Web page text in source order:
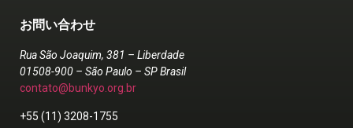
お問い合わせ
Rua São Joaquim, 381 – Liberdade
01508-900 – São Paulo – SP Brasil
contato@bunkyo.org.br
+55 (11) 3208-1755